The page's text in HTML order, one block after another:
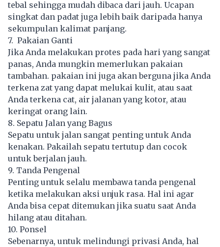
tebal sehingga mudah dibaca dari jauh. Ucapan
singkat dan padat juga lebih baik daripada hanya
sekumpulan kalimat panjang.
7. Pakaian Ganti
Jika Anda melakukan protes pada hari yang sangat
panas, Anda mungkin memerlukan pakaian
tambahan. pakaian ini juga akan berguna jika Anda
terkena zat yang dapat melukai kulit, atau saat
Anda terkena cat, air jalanan yang kotor, atau
keringat orang lain.
8. Sepatu Jalan yang Bagus
Sepatu untuk jalan sangat penting untuk Anda
kenakan. Pakailah sepatu tertutup dan cocok
untuk berjalan jauh.
9. Tanda Pengenal
Penting untuk selalu membawa tanda pengenal
ketika melakukan aksi unjuk rasa. Hal ini agar
Anda bisa cepat ditemukan jika suatu saat Anda
hilang atau ditahan.
10. Ponsel
Sebenarnya, untuk melindungi privasi Anda, hal